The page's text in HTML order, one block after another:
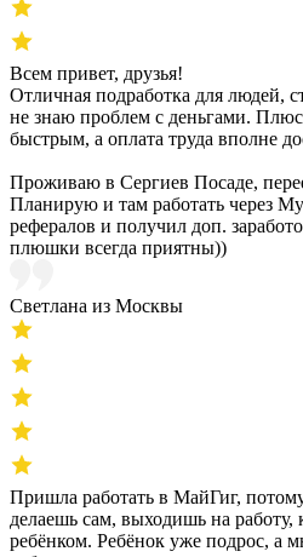
Всем привет, друзья!
Отличная подработка для людей,
не знаю проблем с деньгами.
быстрым, а оплата труда вполне
Проживаю в Сергиев Посаде,
Планирую и там работать через
рефералов и получил доп.
плюшки всегда приятны))
Светлана из Москвы
Пришла работать в МайГиг,
делаешь сам, выходишь на работу,
ребёнком. Ребёнок уже подрос, а